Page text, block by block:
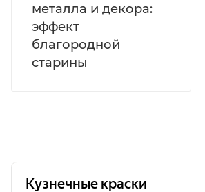
Патина
60 г/м²
металла и декора:
эффект
благородной
старины